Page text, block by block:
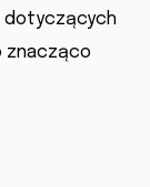
dotyczących
znacząco